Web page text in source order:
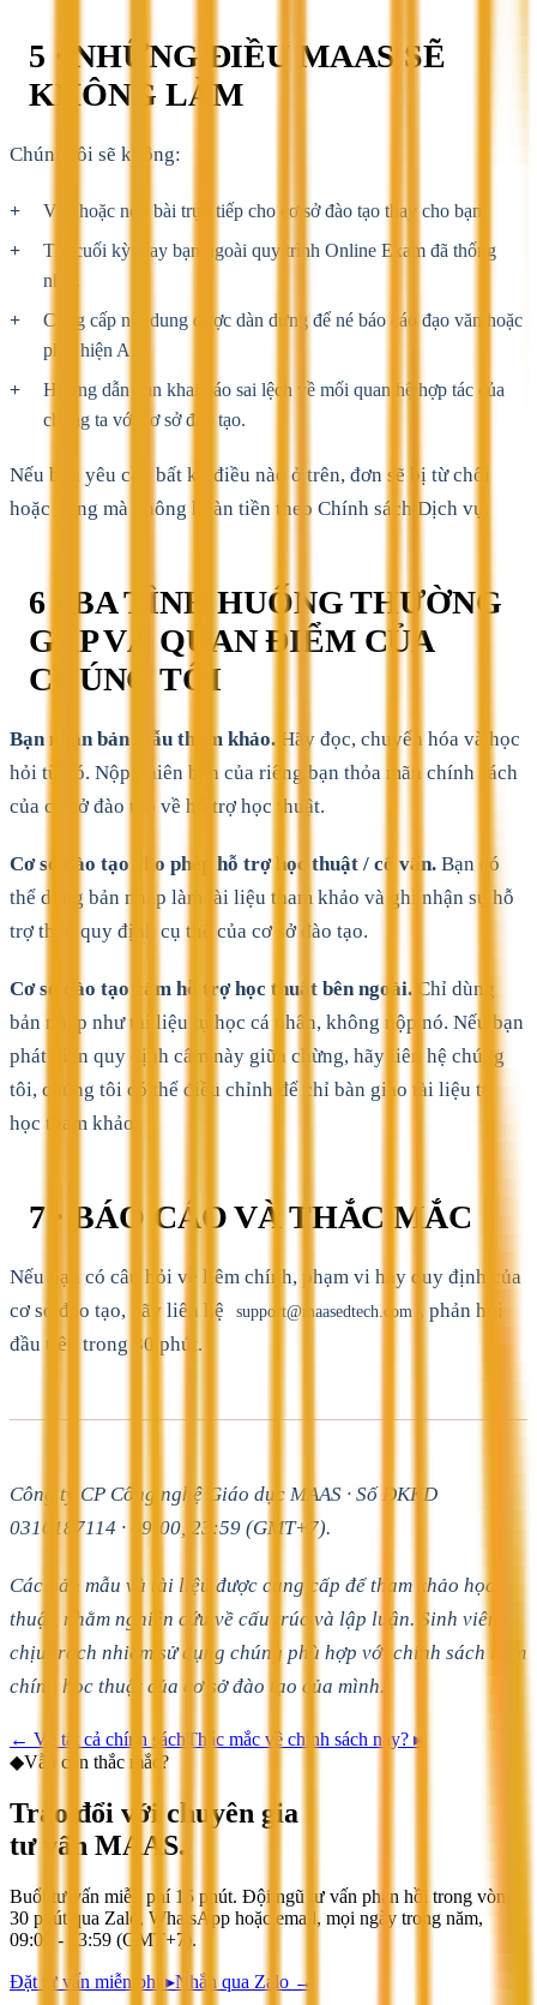
5 · NHỮNG ĐIỀU MAAS SẼ
KHÔNG LÀM
Chúng tôi sẽ không:
Viết hoặc nộp bài trực tiếp cho cơ sở đào tạo thay cho bạn.
Thi cuối kỳ thay bạn ngoài quy trình Online Exam đã thống
nhất.
Cung cấp nội dung được dàn dựng để né báo cáo đạo văn hoặc
phát hiện AI.
Hướng dẫn bạn khai báo sai lệch về mối quan hệ hợp tác của
chúng ta với cơ sở đào tạo.
Nếu bạn yêu cầu bất kỳ điều nào ở trên, đơn sẽ bị từ chối
hoặc dừng mà không hoàn tiền theo Chính sách Dịch vụ.
6 · BA TÌNH HUỐNG THƯỜNG
GẶP VÀ QUAN ĐIỂM CỦA
CHÚNG TÔI
Bạn nhận bản mẫu tham khảo. Hãy đọc, chuyển hóa và học
hỏi từ đó. Nộp phiên bản của riêng bạn thỏa mãn chính sách
của cơ sở đào tạo về hỗ trợ học thuật.
Cơ sở đào tạo cho phép hỗ trợ học thuật / cố vấn. Bạn có
thể dùng bản nháp làm tài liệu tham khảo và ghi nhận sự hỗ
trợ theo quy định cụ thể của cơ sở đào tạo.
Cơ sở đào tạo cấm hỗ trợ học thuật bên ngoài. Chỉ dùng
bản nháp như tài liệu tự học cá nhân, không nộp nó. Nếu bạn
phát hiện quy định cấm này giữa chừng, hãy liên hệ chúng
tôi, chúng tôi có thể điều chỉnh để chỉ bàn giao tài liệu tự
học tham khảo.
7 · BÁO CÁO VÀ THẮC MẮC
Nếu bạn có câu hỏi về liêm chính, phạm vi hay quy định của
cơ sở đào tạo, hãy liên hệ
support@maasedtech.com
, phản hồi
đầu tiên trong 30 phút.
Công ty CP Công nghệ Giáo dục MAAS · Số ĐKKD
0316187114 · 09:00, 23:59 (GMT+7).
Các bản mẫu và tài liệu được cung cấp để tham khảo học
thuật, nhằm nghiên cứu về cấu trúc và lập luận. Sinh viên
chịu trách nhiệm sử dụng chúng phù hợp với chính sách liêm
chính học thuật của cơ sở đào tạo của mình.
← Về tất cả chính sách Thắc mắc về chính sách này? ▸
◆Vẫn còn thắc mắc?
Trao đổi với chuyên gia
tư vấn MAAS.
Buổi tư vấn miễn phí 15 phút. Đội ngũ tư vấn phản hồi trong vòng
30 phút qua Zalo, WhatsApp hoặc email, mọi ngày trong năm,
09:00 - 23:59 (GMT+7).
Đặt tư vấn miễn phí ▸Nhắn qua Zalo →